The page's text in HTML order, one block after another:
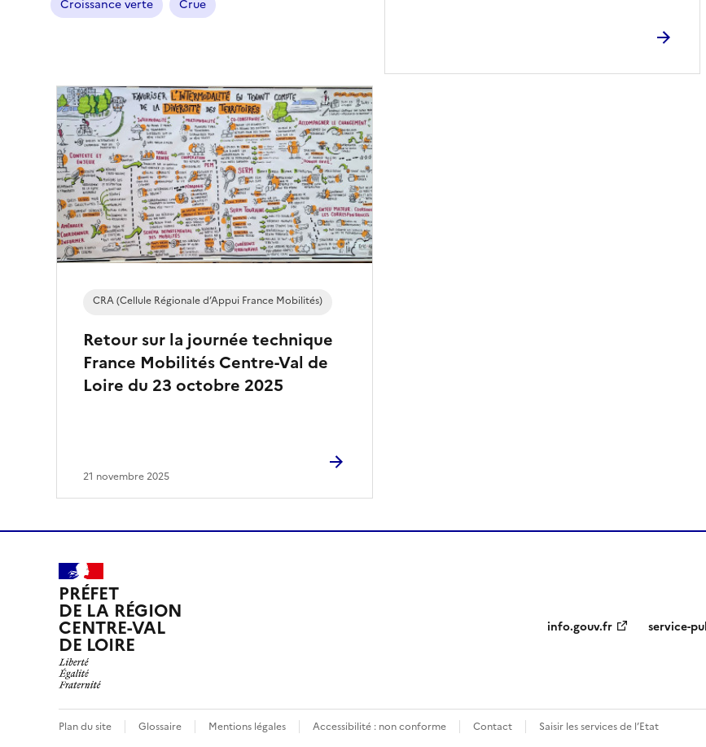
i
e
s
é
l
e
c
t
i
o
n
é
Croissance verte Crue
Retour sur la journée technique
France Mobilités Centre-Val de
Loire du 23 octobre 2025
CRA (Cellule Régionale d’Appui France Mobilités)
21 novembre 2025
PRÉFET
DE LA RÉGION
CENTRE-VAL
DE LOIRE
info.gouv.fr service-
Plan du site Glossaire Mentions légales Accessibilité : non conforme Contact Saisir les services de l’Etat